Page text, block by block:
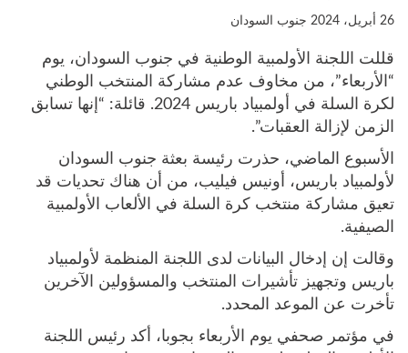
26 أبريل، 2024 جنوب السودان
قللت اللجنة الأولمبية الوطنية في جنوب السودان، يوم
“الأربعاء”، من مخاوف عدم مشاركة المنتخب الوطني
لكرة السلة في أولمبياد باريس 2024. قائلة: “إنها تسابق
الزمن لإزالة العقبات”.
الأسبوع الماضي، حذرت رئيسة بعثة جنوب السودان
لأولمبياد باريس، أونيس فيليب، من أن هناك تحديات قد
تعيق مشاركة منتخب كرة السلة في الألعاب الأولمبية
الصيفية.
وقالت إن إدخال البيانات لدى اللجنة المنظمة لأولمبياد
باريس وتجهيز تأشيرات المنتخب والمسؤولين الآخرين
تأخرت عن الموعد المحدد.
في مؤتمر صحفي يوم الأربعاء بجوبا، أكد رئيس اللجنة